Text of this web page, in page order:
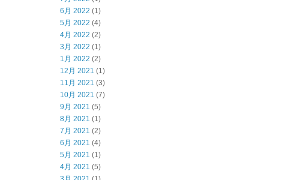
6月 2022 (1)
5月 2022 (4)
4月 2022 (2)
3月 2022 (1)
1月 2022 (2)
12月 2021 (1)
11月 2021 (3)
10月 2021 (7)
9月 2021 (5)
8月 2021 (1)
7月 2021 (2)
6月 2021 (4)
5月 2021 (1)
4月 2021 (5)